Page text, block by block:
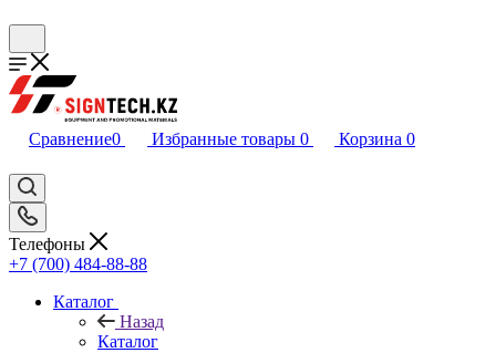
Сравнение0 Избранные товары 0 Корзина 0
Телефоны
+7 (700) 484-88-88
Каталог
Назад
Каталог